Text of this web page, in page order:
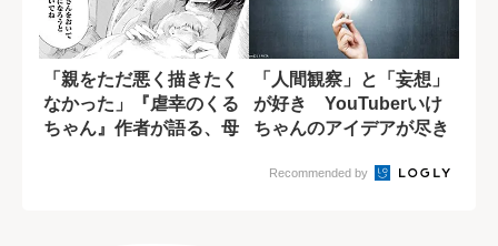
「親をただ悪く描きたく
なかった」『虐幸のくる
ちゃん』作者が語る、母
「人間観察」と「妄想」
が好き YouTuberいけ
ちゃんのアイデアが尽き
Recommended by